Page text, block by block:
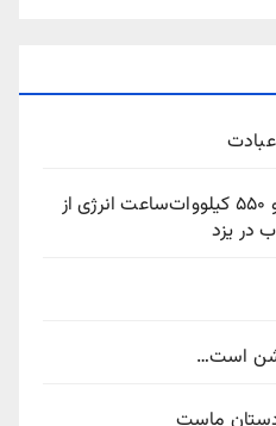
احصا دو میلیون و ۵۰۹ هزار و ۵۵۰ کیلووات‌ساعت انرژی از
در یزد
است…